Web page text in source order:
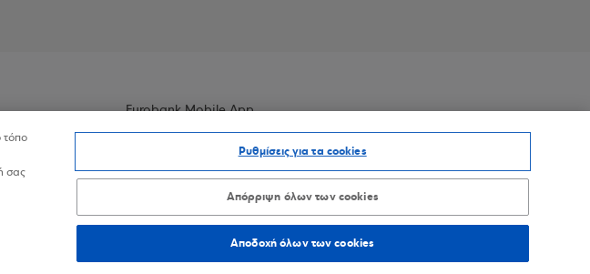
Eurobank Mobile App
Πολιτική Cookies
τόπο
σας
Ρυθμίσεις για τα cookies
Απόρριψη όλων των cookies
Αποδοχή όλων των cookies